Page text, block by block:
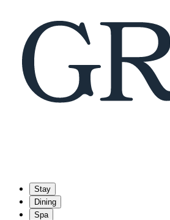
Stay
Dining
Spa